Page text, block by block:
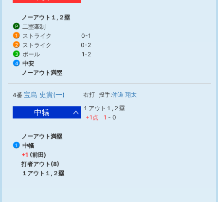
ノーアウト１,２塁
P 二塁牽制
1 ストライク 0-1
2 ストライク 0-2
3 ボール 1-2
4
中安
ノーアウト満塁
4番 宝島 史貴(一) 右打 投手:仲道 翔太
中犠
１アウト１,２塁
+1点
1 - 0
ノーアウト満塁
1
中犠
+1 (前田)
打者アウト(8)
１アウト１,２塁